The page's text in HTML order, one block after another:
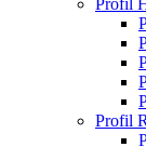
Profil
Profil